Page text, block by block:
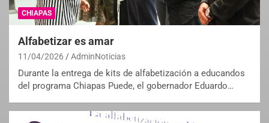
CHIAPAS
Alfabetizar es amar
11/04/2026 AdminNoticias
Durante la entrega de kits de alfabetización a educandos
del programa Chiapas Puede, el gobernador Eduardo…